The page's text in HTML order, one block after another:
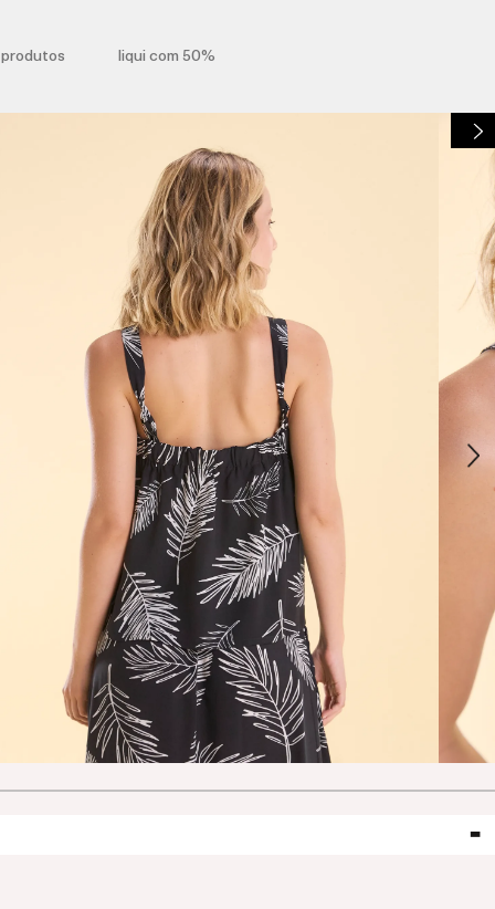
produtos liqui com 50%